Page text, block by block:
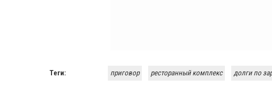
Теги: приговор ресторанный комплекс долги по